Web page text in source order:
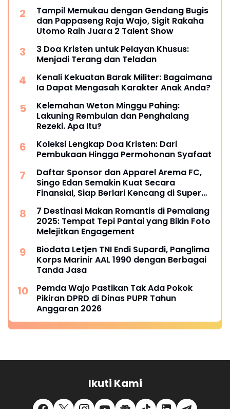
Tampil Memukau dengan Gendang Bugis
dan Pappaseng Raja Wajo, Sigit Rakaha
Utomo Raih Juara 2 Talent Show
3 Doa Kristen untuk Pelayan Khusus:
Menjadi Terang dan Teladan
Kenali Kekuatan Barak Militer: Bagaimana
Ia Dapat Mengasah Karakter Anak Anda?
Kelemahan Weton Minggu Pahing:
Lakuning Rembulan dan Penghalang
Rezeki. Apa Itu?
Koleksi Lengkap Doa Kristen: Dari
Pembukaan Hingga Permohonan Syafaat
Daftar Sponsor dan Apparel Arema FC,
Singo Edan Semakin Kuat Secara
Finansial, Siap Berlari Kencang di Super
7 Destinasi Makan Romantis di Pemalang
2025: Tempat Tepi Pantai yang Bikin Foto
Melejitkan Engagement
Biodata Letjen TNI Endi Supardi, Panglima
Korps Marinir AAL 1990 dengan Berbagai
Tanda Jasa
Pemda Wajo Pastikan Tak Ada Pokok
Pikiran DPRD di Dinas PUPR Tahun
Anggaran 2026
Ikuti Kami